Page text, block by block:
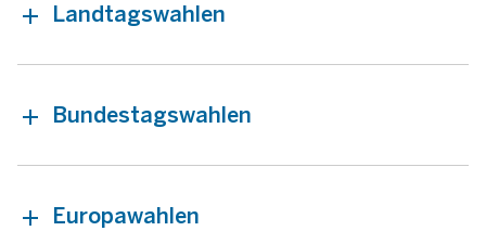
Landtagswahlen
Bundestagswahlen
Europawahlen